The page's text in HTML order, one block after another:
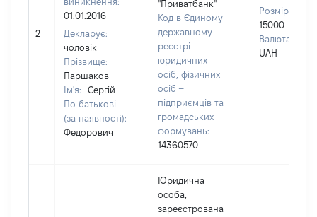
2
01.01.2016
Декларує:
чоловік
Прізвище:
Паршаков
Ім'я:
Сергій
По батькові
(за наявності):
Федорович
"Приватбанк"
Код в Єдиному
державному
реєстрі
юридичних
осіб, фізичних
осіб –
підприємців та
громадських
формувань:
14360570
Розмір:
15000
Валюта:
UAH
Юридична
особа,
зареєстрована